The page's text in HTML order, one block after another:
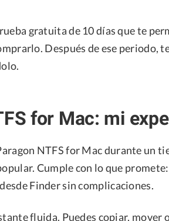
gratuita de 10 días que te
Después de ese periodo,
for Mac: mi
NTFS for Mac durante un
Cumple con lo que
Finder sin complicaciones.
fluida. Puedes copiar, mover